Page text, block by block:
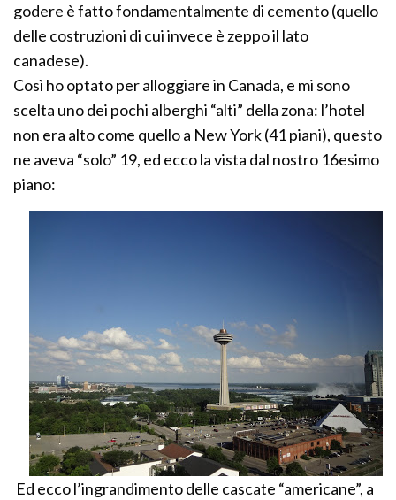
godere è fatto fondamentalmente di cemento (quello
delle costruzioni di cui invece è zeppo il lato
canadese).
Così ho optato per alloggiare in Canada, e mi sono
scelta uno dei pochi alberghi “alti” della zona: l’hotel
non era alto come quello a New York (41 piani), questo
ne aveva “solo” 19, ed ecco la vista dal nostro 16esimo
piano:
Ed ecco l’ingrandimento delle cascate “americane”, a